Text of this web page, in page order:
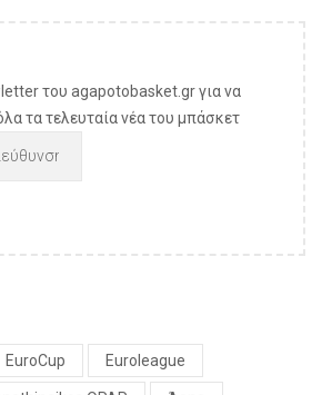
του agapotobasket.gr για να
τα τελευταία νέα του μπάσκετ
EuroCup Euroleague